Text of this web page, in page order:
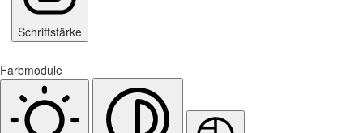
Schriftstärke
Farbmodule